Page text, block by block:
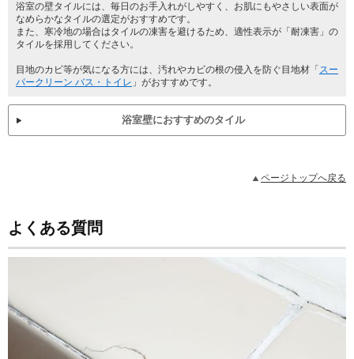
浴室の壁タイルには、毎日のお手入れがしやすく、お肌にもやさしい表面が
なめらかなタイルの選定がおすすめです。
また、寒冷地の場合はタイルの凍害を避けるため、適性表示が「耐凍害」の
タイルを採用してください。
目地のカビ等が気になる方には、汚れやカビの根の侵入を防ぐ目地材「 スー
パークリーン バス・トイレ 」がおすすめです。
浴室壁におすすめのタイル
ページトップへ戻る
よくある質問